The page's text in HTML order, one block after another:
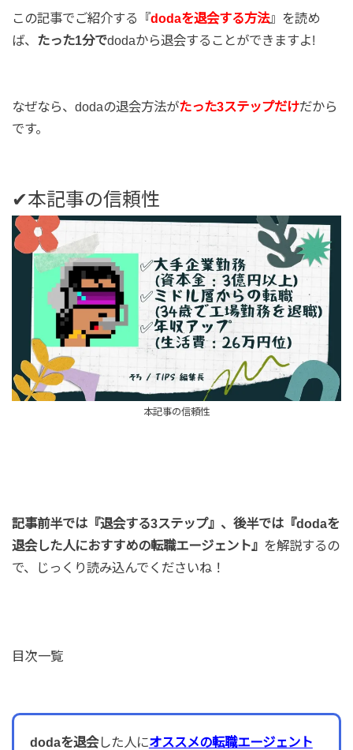
この記事でご紹介する『dodaを退会する方法』を読め
ば、 たった1分でdodaから退会することができますよ!
なぜなら、dodaの退会方法がたった3ステップだけだから
です。
✔本記事の信頼性
本記事の信頼性
記事前半では『退会する3ステップ』、後半では『dodaを
退会した人におすすめの転職エージェント』 を解説するの
で、じっくり読み込んでくださいね！
目次一覧
dodaを退会した人にオススメの転職エージェント